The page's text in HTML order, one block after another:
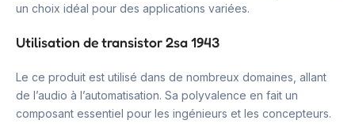
un choix idéal pour des applications variées.
Utilisation de transistor 2sa 1943
Le ce produit est utilisé dans de nombreux domaines, allant
de l’audio à l’automatisation. Sa polyvalence en fait un
composant essentiel pour les ingénieurs et les concepteurs.